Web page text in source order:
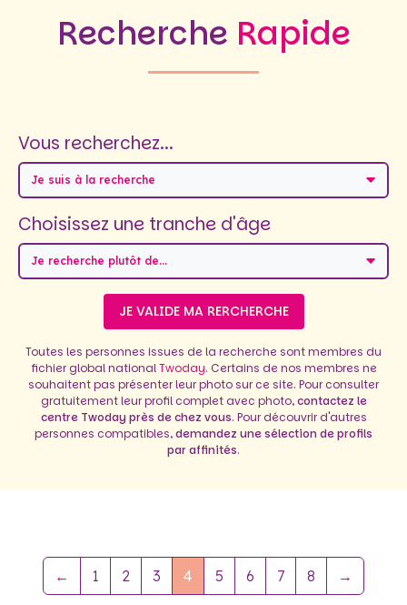
Recherche Rapide
Vous recherchez...
Je suis à la recherche
Choisissez une tranche d'âge
Je recherche plutôt de...
JE VALIDE MA RERCHERCHE
Toutes les personnes issues de la recherche sont membres du
fichier global nationalTwoday. Certains de nos membres ne
souhaitent pas présenter leur photo sur ce site. Pour consulter
gratuitement leur profil complet avec photo,contactez le
centre Twoday près de chez vous. Pour découvrir d'autres
personnes compatibles,demandez une sélection de profils
par affinités.
← 1 2 3 4 5 6 7 8 →